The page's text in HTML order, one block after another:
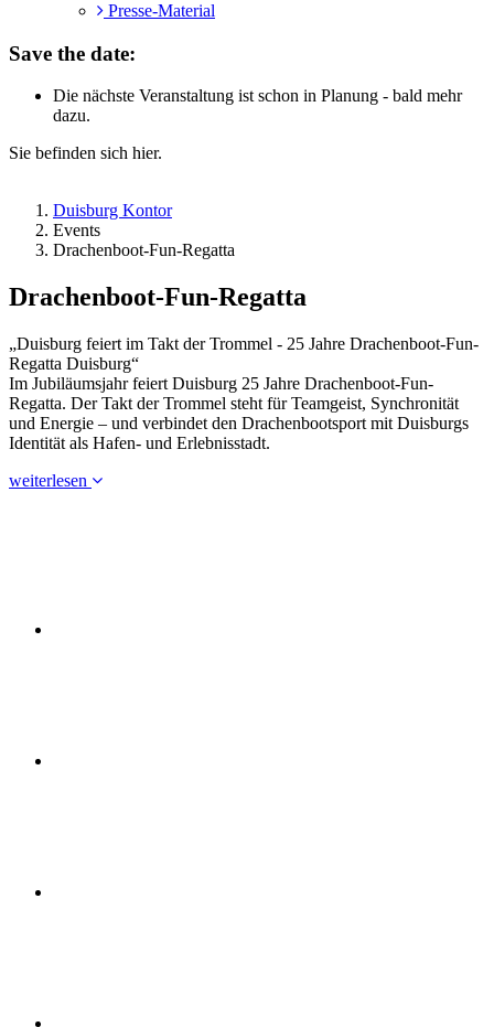
Presse-Material
Save the date:
Die nächste Veranstaltung ist schon in Planung - bald mehr
dazu.
Sie befinden sich hier.
Duisburg Kontor
Events
Drachenboot-Fun-Regatta
Drachenboot-Fun-Regatta
„Duisburg feiert im Takt der Trommel - 25 Jahre Drachenboot-Fun-
Regatta Duisburg“
Im Jubiläumsjahr feiert Duisburg 25 Jahre Drachenboot-Fun-
Regatta. Der Takt der Trommel steht für Teamgeist, Synchronität
und Energie – und verbindet den Drachenbootsport mit Duisburgs
Identität als Hafen- und Erlebnisstadt.
weiterlesen